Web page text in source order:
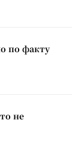
по факту
не